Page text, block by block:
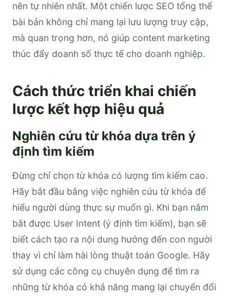
nên tự nhiên nhất. Một chiến lược SEO tổng thể
bài bản không chỉ mang lại lưu lượng truy cập,
mà quan trọng hơn, nó giúp content marketing
thúc đẩy doanh số thực tế cho doanh nghiệp.
Cách thức triển khai chiến
lược kết hợp hiệu quả
Nghiên cứu từ khóa dựa trên ý
định tìm kiếm
Đừng chỉ chọn từ khóa có lượng tìm kiếm cao.
Hãy bắt đầu bằng việc nghiên cứu từ khóa để
hiểu người dùng thực sự muốn gì. Khi bạn nắm
bắt được User Intent (ý định tìm kiếm), bạn sẽ
biết cách tạo ra nội dung hướng đến con người
thay vì chỉ làm hài lòng thuật toán Google. Hãy
sử dụng các công cụ chuyên dụng để tìm ra
những từ khóa có khả năng mang lại chuyển đổi